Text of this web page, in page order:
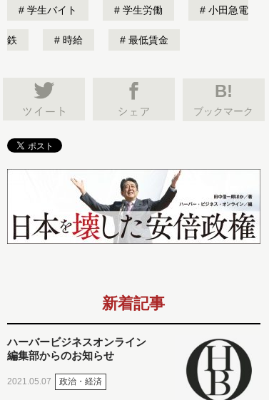
学生バイト 学生労働 小田急電
鉄 時給 最低賃金
B!
ブックマーク
新着記事
ハーバービジネスオンライン
編集部からのお知らせ
2021.05.07 政治・経済